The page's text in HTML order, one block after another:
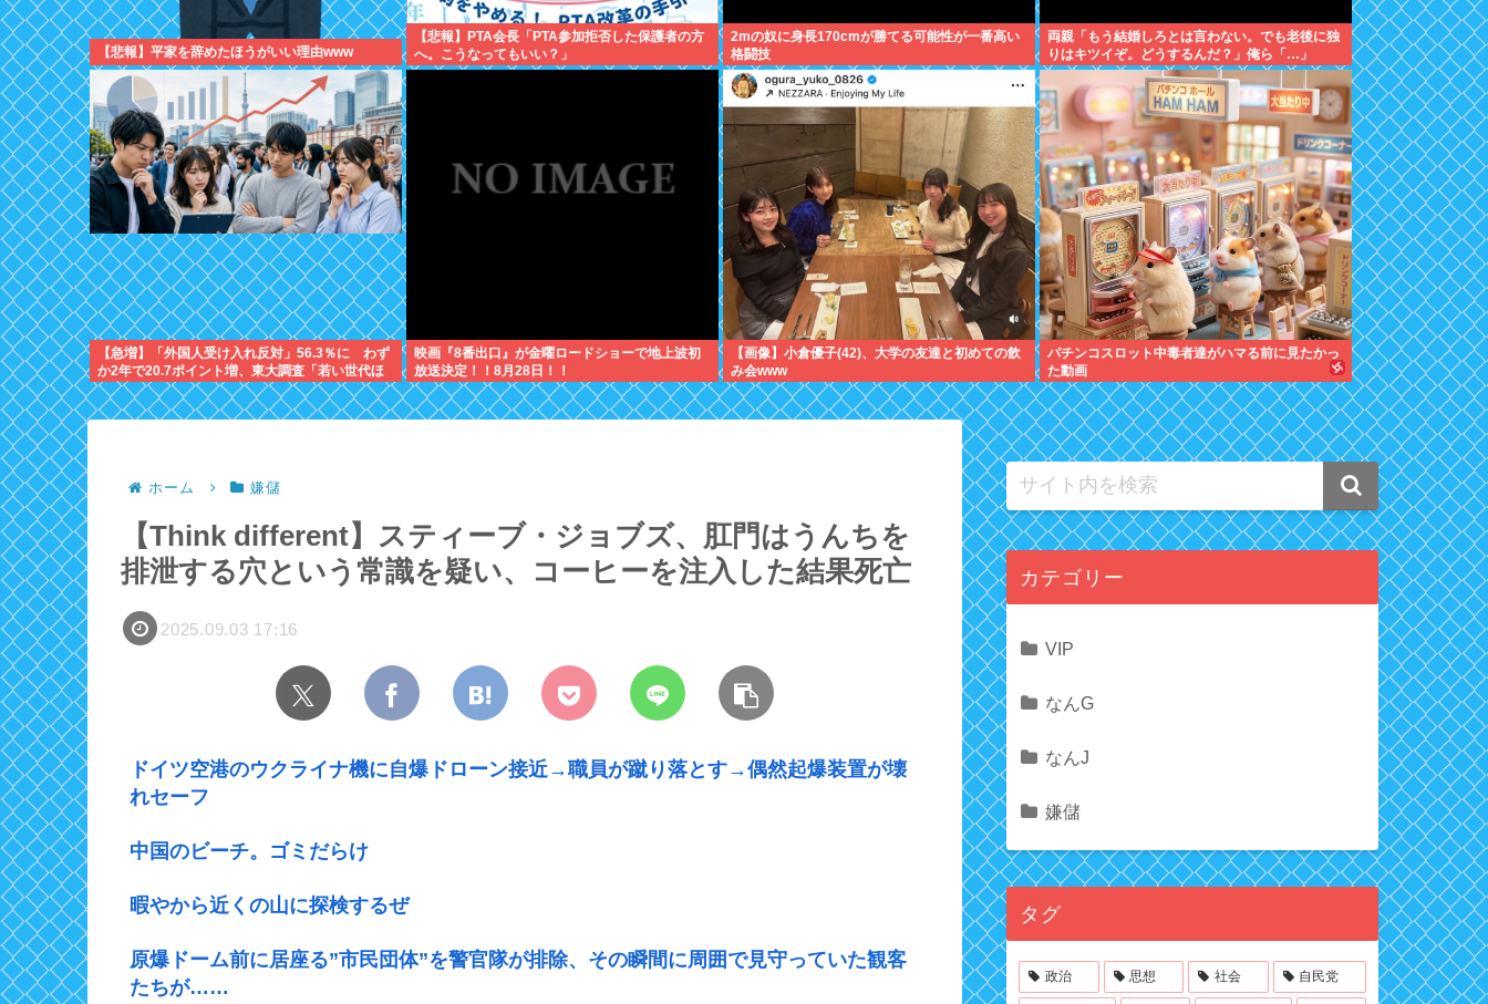
【悲報】平家を辞めたほうがいい理由www
【悲報】PTA会長「PTA参加拒否した保護者の方
へ。こうなってもいい？」
2mの奴に身長170cmが勝てる可能性が一番高い
格闘技
両親「もう結婚しろとは言わない。でも老後に独
りはキツイぞ。どうするんだ？」俺ら「…」
【急増】「外国人受け入れ反対」56.3％に わず
か2年で20.7ポイント増、東大調査「若い世代ほ
ど増加」
映画『8番出口』が金曜ロードショーで地上波初
放送決定！！8月28日！！
【画像】小倉優子(42)、大学の友達と初めての飲
み会www
パチンコスロット中毒者達がハマる前に見たかっ
た動画
ホーム 嫌儲
【Think different】スティーブ・ジョブズ、肛門はうんちを
排泄する穴という常識を疑い、コーヒーを注入した結果死亡
2025.09.03 17:16
ドイツ空港のウクライナ機に自爆ドローン接近→職員が蹴り落とす→偶然起爆装置が壊
れセーフ
中国のビーチ。ゴミだらけ
暇やから近くの山に探検するぜ
原爆ドーム前に居座る”市民団体”を警官隊が排除、その瞬間に周囲で見守っていた観客
たちが……
カテゴリー
VIP
なんG
なんJ
嫌儲
タグ
政治 思想 社会 自民党